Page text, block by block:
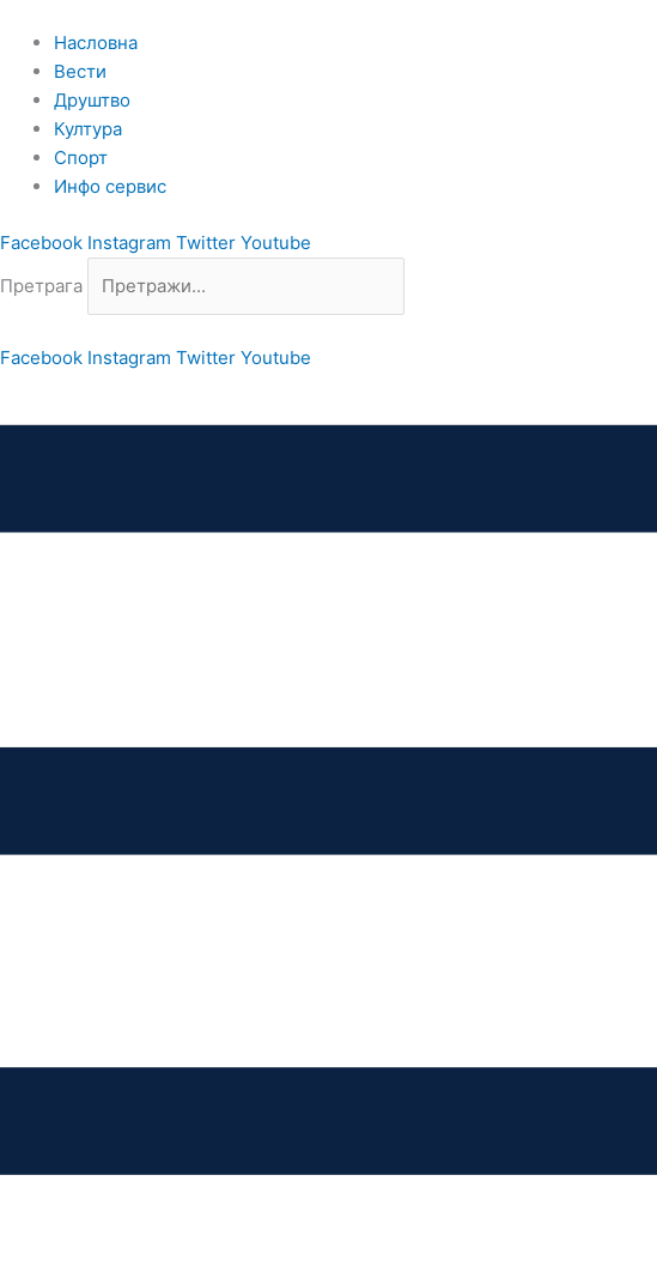
садржај
Насловна
Вести
Друштво
Култура
Спорт
Инфо сервис
Facebook Instagram Twitter Youtube
Претрага
Facebook Instagram Twitter Youtube